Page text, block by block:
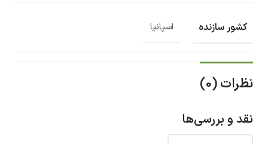
کشور سازنده اسپانیا
نظرات (0)
نقد و بررسی‌ها